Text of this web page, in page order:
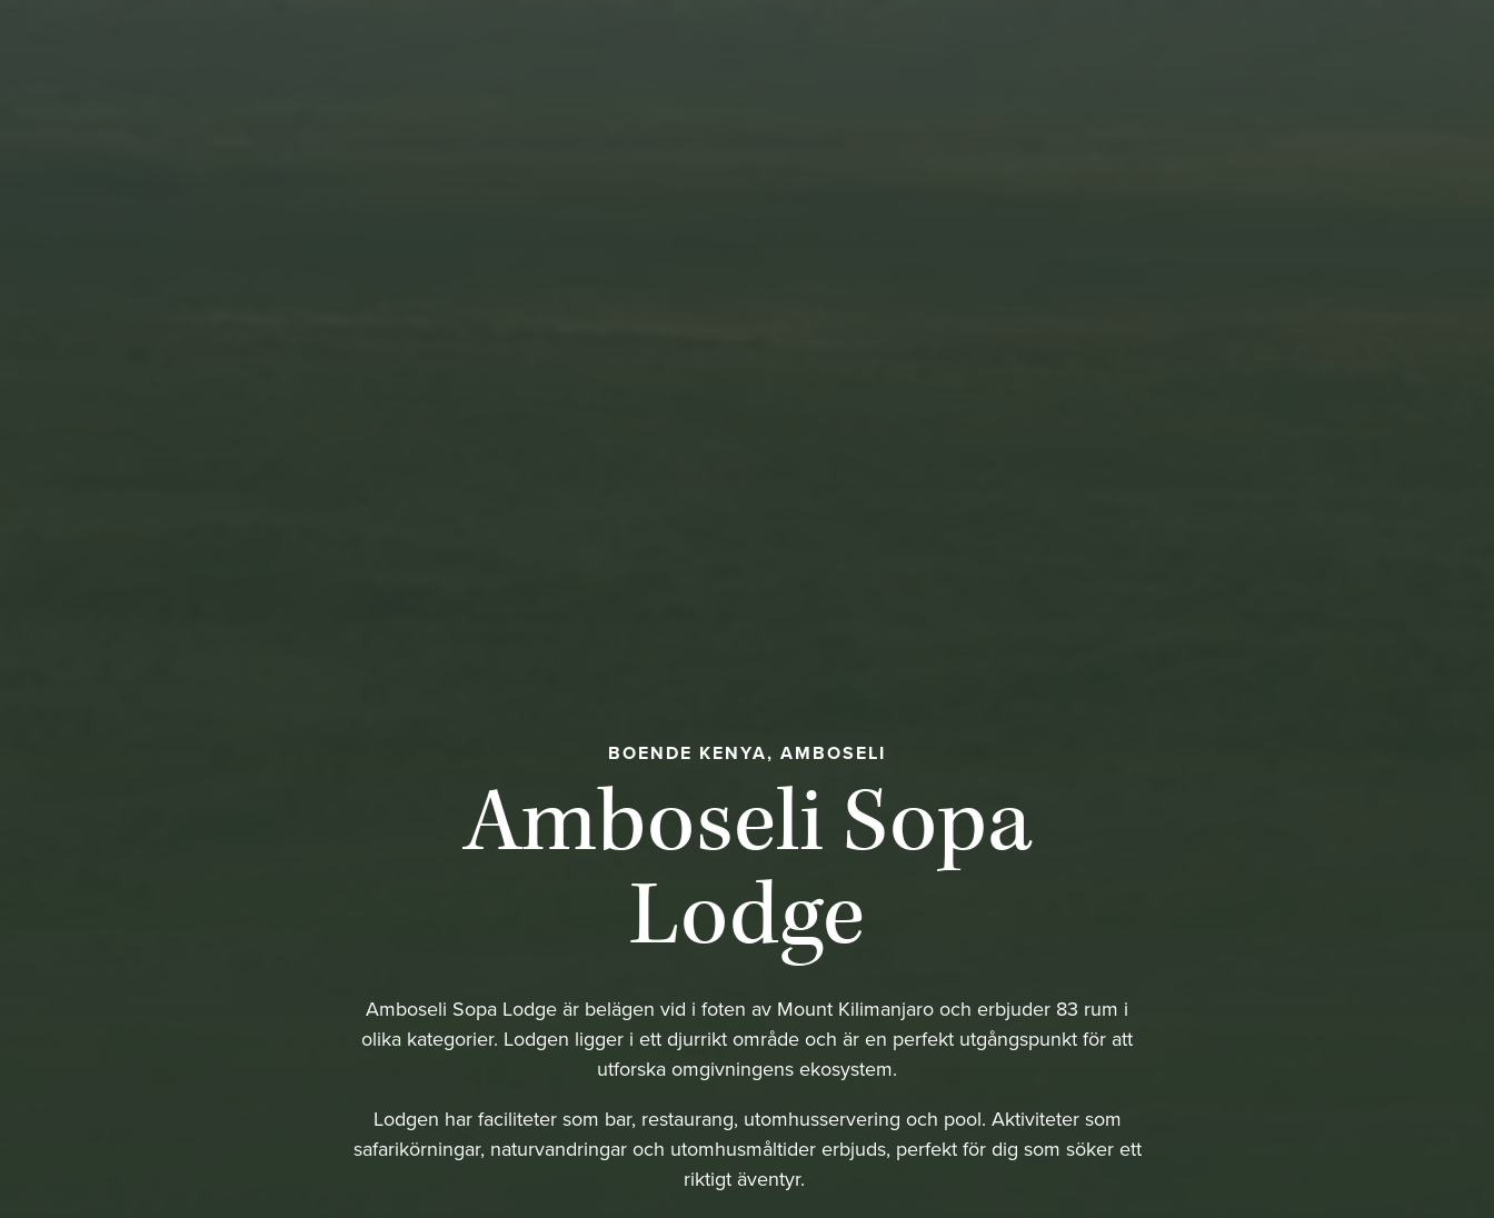
BOENDE KENYA, AMBOSELI
Amboseli Sopa
Lodge
Amboseli Sopa Lodge är belägen vid i foten av Mount Kilimanjaro och erbjuder 83 rum i
olika kategorier. Lodgen ligger i ett djurrikt område och är en perfekt utgångspunkt för att
utforska omgivningens ekosystem.
Lodgen har faciliteter som bar, restaurang, utomhusservering och pool. Aktiviteter som
safarikörningar, naturvandringar och utomhusmåltider erbjuds, perfekt för dig som söker ett
riktigt äventyr.